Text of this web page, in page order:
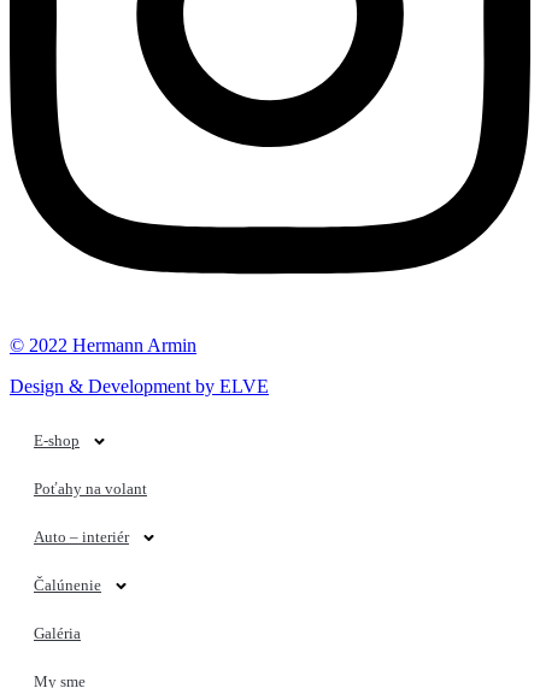
© 2022 Hermann Armin
Design & Development by ELVE
E-shop
Poťahy na volant
Auto – interiér
Čalúnenie
Galéria
My sme